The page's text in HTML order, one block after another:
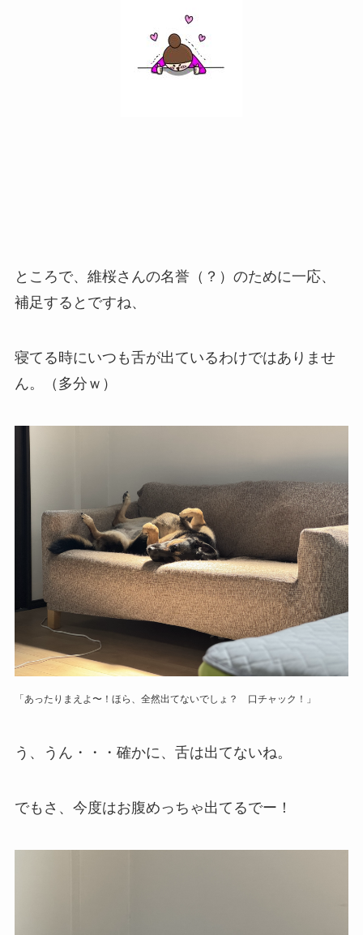
ところで、維桜さんの名誉（？）のために一応、
補足するとですね、
寝てる時にいつも舌が出ているわけではありませ
ん。（多分ｗ）
「あったりまえよ〜！ほら、全然出てないでしょ？ 口チャック！」
う、うん・・・確かに、舌は出てないね。
でもさ、今度はお腹めっちゃ出てるでー！